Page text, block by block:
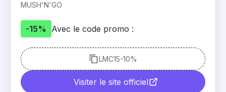
MUSH'N'GO
-15% Avec le code promo :
LMC15-10%
Visiter le site officiel